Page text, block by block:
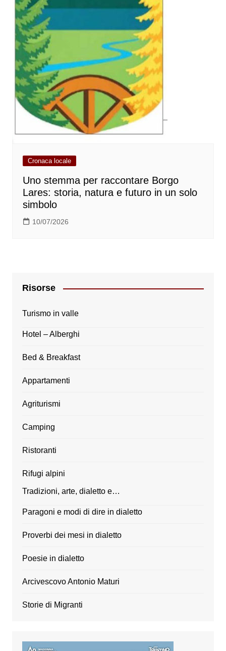
Cronaca locale
Uno stemma per raccontare Borgo
Lares: storia, natura e futuro in un solo
simbolo
10/07/2026
Risorse
Turismo in valle
Hotel – Alberghi
Bed & Breakfast
Appartamenti
Agriturismi
Camping
Ristoranti
Rifugi alpini
Tradizioni, arte, dialetto e…
Paragoni e modi di dire in dialetto
Proverbi dei mesi in dialetto
Poesie in dialetto
Arcivescovo Antonio Maturi
Storie di Migranti